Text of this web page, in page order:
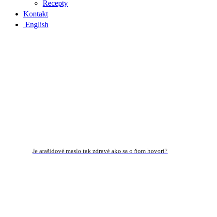
Recepty
Kontakt
English
Je arašidové maslo tak zdravé ako sa o ňom hovorí?